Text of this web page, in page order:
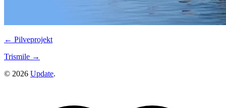
← Pilveprojekt
Trismile →
© 2026 Update.